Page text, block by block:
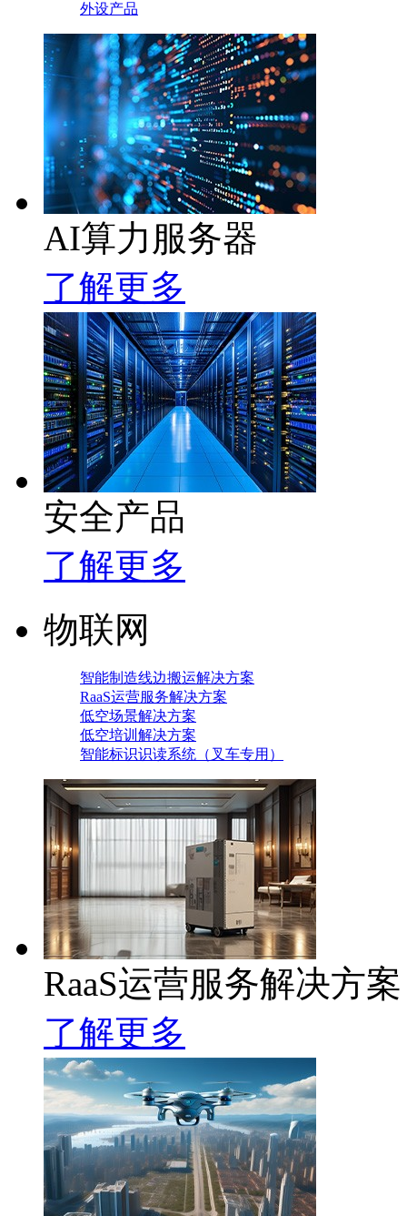
外设产品
AI算力服务器
了解更多
安全产品
了解更多
物联网
智能制造线边搬运解决方案
RaaS运营服务解决方案
低空场景解决方案
低空培训解决方案
智能标识识读系统（叉车专用）
RaaS运营服务解决方案
了解更多